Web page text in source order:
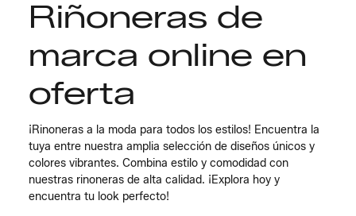
Riñoneras de
marca online en
oferta
¡Rinoneras a la moda para todos los estilos! Encuentra la
tuya entre nuestra amplia selección de diseños únicos y
colores vibrantes. Combina estilo y comodidad con
nuestras rinoneras de alta calidad. ¡Explora hoy y
encuentra tu look perfecto!